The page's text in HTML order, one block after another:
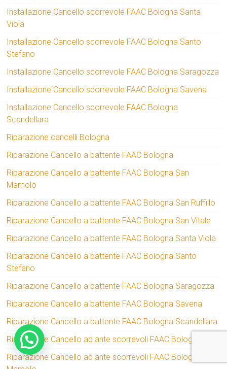
Installazione Cancello scorrevole FAAC Bologna Santa
Viola
Installazione Cancello scorrevole FAAC Bologna Santo
Stefano
Installazione Cancello scorrevole FAAC Bologna Saragozza
Installazione Cancello scorrevole FAAC Bologna Savena
Installazione Cancello scorrevole FAAC Bologna
Scandellara
Riparazione cancelli Bologna
Riparazione Cancello a battente FAAC Bologna
Riparazione Cancello a battente FAAC Bologna San
Mamolo
Riparazione Cancello a battente FAAC Bologna San Ruffillo
Riparazione Cancello a battente FAAC Bologna San Vitale
Riparazione Cancello a battente FAAC Bologna Santa Viola
Riparazione Cancello a battente FAAC Bologna Santo
Stefano
Riparazione Cancello a battente FAAC Bologna Saragozza
Riparazione Cancello a battente FAAC Bologna Savena
Riparazione Cancello a battente FAAC Bologna Scandellara
Riparazione Cancello ad ante scorrevoli FAAC Bologna
Riparazione Cancello ad ante scorrevoli FAAC Bologna San